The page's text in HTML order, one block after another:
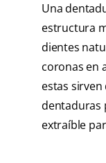
Una
estructura
dientes
coronas en
estas
dentaduras
extraíble